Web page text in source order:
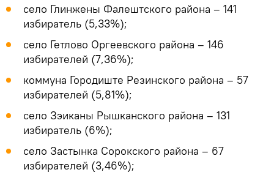
село Глинжены Фалештского района – 141
избиратель (5,33%);
село Гетлово Оргеевского района – 146
избирателей (7,36%);
коммуна Городиште Резинского района – 57
избирателей (5,81%);
село Зэиканы Рышканского района – 131
избиратель (6%);
село Застынка Сорокского района – 67
избирателей (3,46%);